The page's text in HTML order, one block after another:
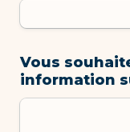
Vous
information